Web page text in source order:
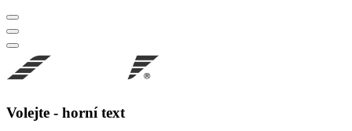
Volejte - horní text